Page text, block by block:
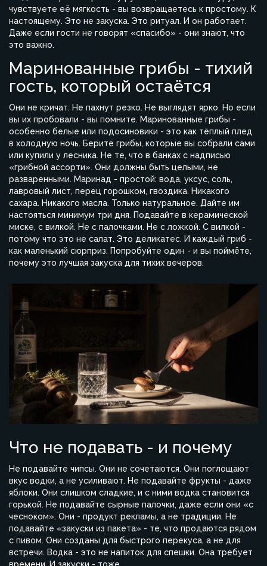
чувствуете её мягкость - вы возвращаетесь к простому. К
настоящему. Это не закуска. Это ритуал. И он работает.
Даже если гости не говорят «спасибо» - они знают, что
это важно.
Маринованные грибы - тихий
гость, который остаётся
Они не кричат. Не пахнут резко. Не выглядят ярко. Но если
вы их пробовали - вы помните. Маринованные грибы -
особенно белые или подосиновики - это как тёплый плед
в холодную ночь. Берите грибы, которые вы собрали сами
или купили у лесника. Не те, что в банках с надписью
«грибной ассорти». Они должны быть целыми, не
разваренными. Маринад - простой: вода, уксус, соль,
лавровый лист, перец горошком, гвоздика. Никакого
сахара. Никакого масла. Только натуральное. Дайте им
настояться минимум три дня. Подавайте в керамической
миске, с вилкой. Не с палочками. Не с ложкой. С вилкой -
потому что это не салат. Это деликатес. И каждый гриб -
как маленький сюрприз. Попробуйте один - и вы поймёте,
почему это лучшая закуска для тихих вечеров.
Что не подавать - и почему
Не подавайте чипсы. Они не сочетаются. Они поглощают
вкус водки, а не усиливают. Не подавайте фрукты - даже
яблоки. Они слишком сладкие, и с ними водка становится
горькой. Не подавайте сырные палочки, даже если они «с
чесноком». Они - продукт рекламы, а не традиции. Не
подавайте «закуски из пакета» - те, что продаются рядом
с пивом. Они созданы для быстрого перекуса, а не для
встречи. Водка - это не напиток для спешки. Она требует